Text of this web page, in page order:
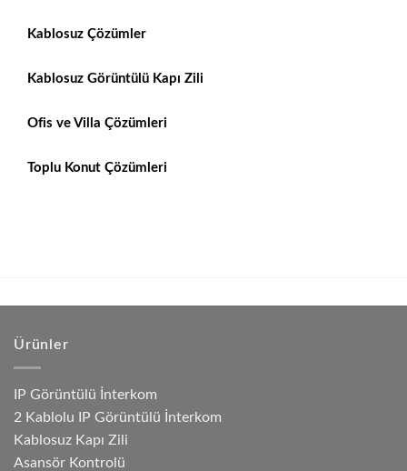
Kablosuz Çözümler
Kablosuz Görüntülü Kapı Zili
Ofis ve Villa Çözümleri
Toplu Konut Çözümleri
Ürünler
IP Görüntülü İnterkom
2 Kablolu IP Görüntülü İnterkom
Kablosuz Kapı Zili
Asansör Kontrolü